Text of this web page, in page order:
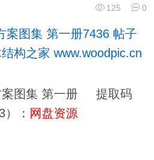
125
0
案图集 第一册 提取码
）： 网盘资源